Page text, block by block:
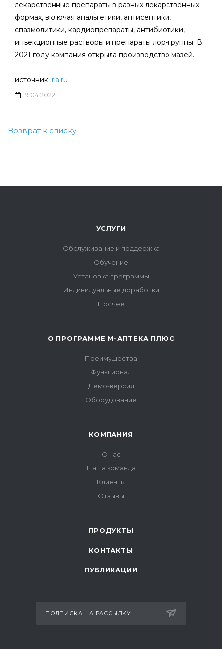
лекарственные препараты в разных лекарственных
формах, включая анальгетики, антисептики,
спазмолитики, кардиопрепараты, антибиотики,
инъекционные растворы и препараты лор-группы. В
2021 году компания открыла производство мазей.
источник: ria.ru
19.04.2022
Возврат к списку
УСЛУГИ
Обслуживание и поддержка
Обучение
Установка программы
Индивидуальные доработки
Прочее
О ПРОГРАММЕ М-АПТЕКА ПЛЮС
Преимущества
Функционал
Демо-версия
Оборудование
КОМПАНИЯ
О нас
Наша команда
Клиенты
Отзывы
ПРОДУКТЫ
КОНТАКТЫ
ПУБЛИКАЦИИ
ПОДПИСКА НА РАССЫЛКУ